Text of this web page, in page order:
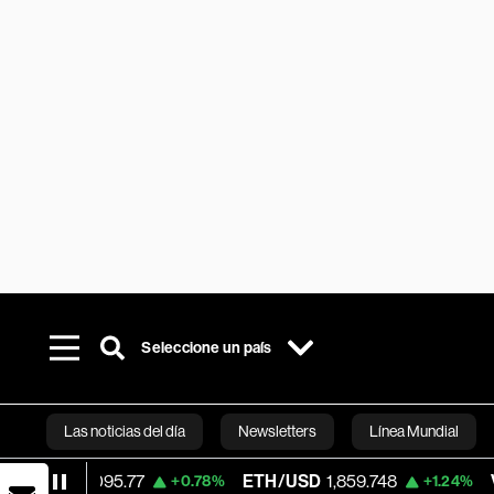
Seleccione un país
Las noticias del día Newsletters Línea Mundial
Bloomberg
ETH/USD 1,859.748 +1.24% Visa 366.13